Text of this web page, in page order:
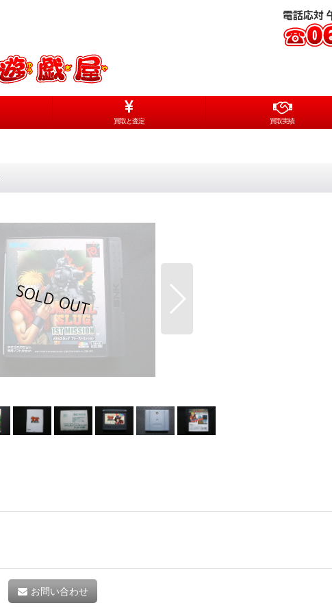
買取と査定 買取実績
お問い合わせ